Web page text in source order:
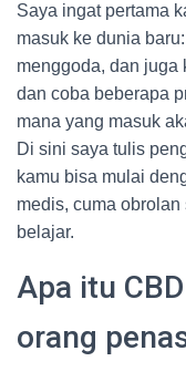
Saya ingat pertama
masuk ke dunia
menggoda, dan juga
dan coba beberapa
mana yang masuk
Di sini saya tulis
kamu bisa mulai
medis, cuma
belajar.
Apa itu
orang